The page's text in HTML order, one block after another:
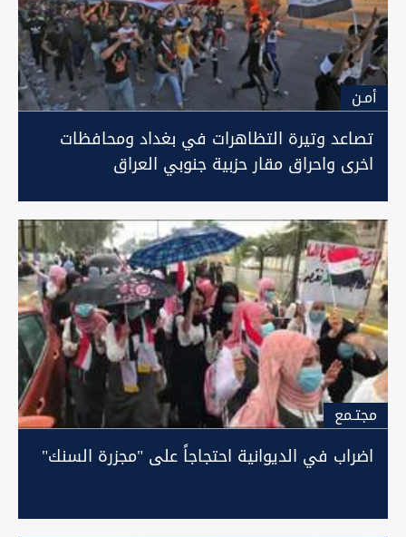
أمـن
تصاعد وتيرة التظاهرات في بغداد ومحافظات
اخرى واحراق مقار حزبية جنوبي العراق
مجتـمع
اضراب في الديوانية احتجاجاً على "مجزرة السنك"